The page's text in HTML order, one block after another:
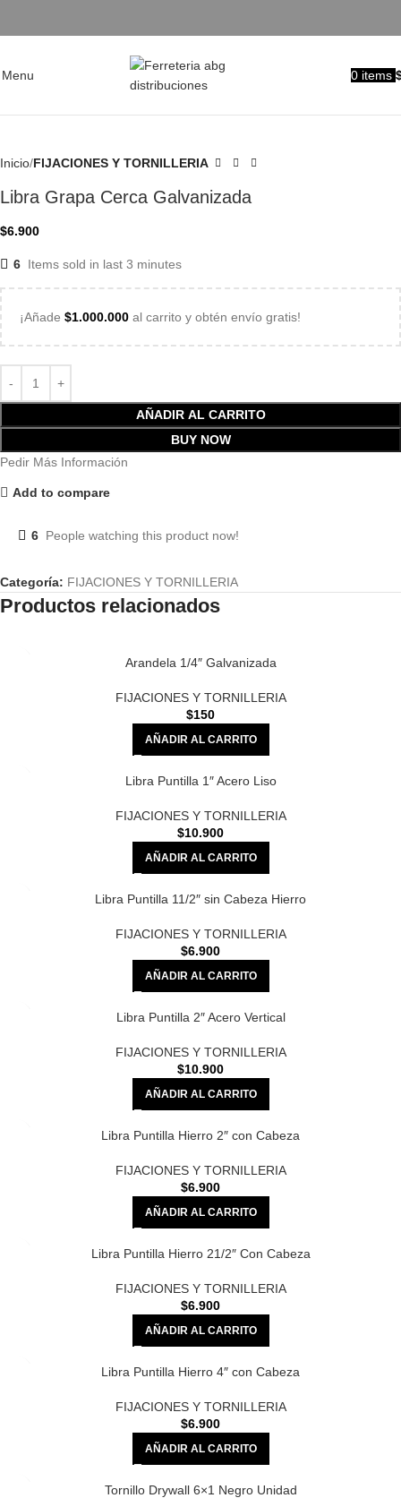
Menu 0 items
Inicio FIJACIONES Y TORNILLERIA
Libra Grapa Cerca Galvanizada
$6.900
6 Items sold in last 3 minutes
¡Añade $1.000.000 al carrito y obtén envío gratis!
AÑADIR AL CARRITO
BUY NOW
Pedir Más Información
Add to compare
6 People watching this product now!
Categoría: FIJACIONES Y TORNILLERIA
Productos relacionados
Arandela 1/4″ Galvanizada
FIJACIONES Y TORNILLERIA
$150
AÑADIR AL CARRITO
Libra Puntilla 1″ Acero Liso
FIJACIONES Y TORNILLERIA
$10.900
AÑADIR AL CARRITO
Libra Puntilla 11/2″ sin Cabeza Hierro
FIJACIONES Y TORNILLERIA
$6.900
AÑADIR AL CARRITO
Libra Puntilla 2″ Acero Vertical
FIJACIONES Y TORNILLERIA
$10.900
AÑADIR AL CARRITO
Libra Puntilla Hierro 2″ con Cabeza
FIJACIONES Y TORNILLERIA
$6.900
AÑADIR AL CARRITO
Libra Puntilla Hierro 21/2″ Con Cabeza
FIJACIONES Y TORNILLERIA
$6.900
AÑADIR AL CARRITO
Libra Puntilla Hierro 4″ con Cabeza
FIJACIONES Y TORNILLERIA
$6.900
AÑADIR AL CARRITO
Tornillo Drywall 6×1 Negro Unidad